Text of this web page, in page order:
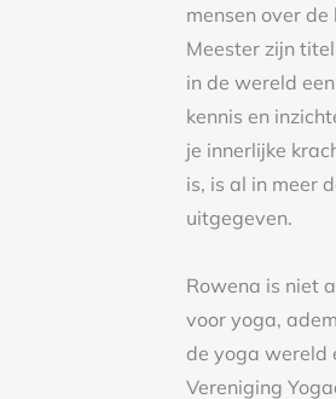
mensen over
Meester zijn
in de wereld
kennis en
je innerlijke
is, is al in meer
uitgegeven.
Rowena is niet
voor yoga,
de yoga wereld
Vereniging